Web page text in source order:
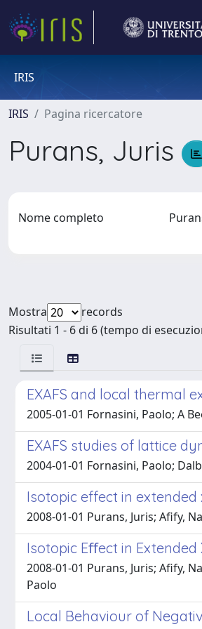
IRIS
IRIS Pagina ricercatore
Purans, Juris
Nome completo
Mostra
records
Risultati 1 - 6 di 6 (tempo di
EXAFS and local thermal
2005-01-01 Fornasini, Paolo; A
EXAFS studies of lattice
2004-01-01 Fornasini, Paolo;
Isotopic effect in
2008-01-01 Purans, Juris; Afify,
Isotopic Eﬀect in
2008-01-01 Purans, Juris; Afify,
Paolo
Local Behaviour of